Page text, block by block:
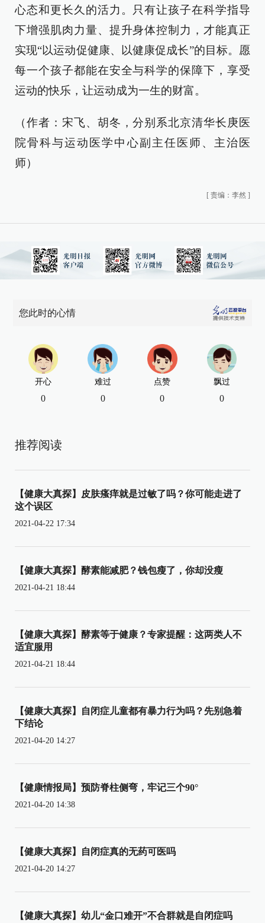
心态和更长久的活力。只有让孩子在科学指导
下增强肌肉力量、提升身体控制力，才能真正
实现“以运动促健康、以健康促成长”的目标。愿
每一个孩子都能在安全与科学的保障下，享受
运动的快乐，让运动成为一生的财富。
（作者：宋飞、胡冬，分别系北京清华长庚医
院骨科与运动医学中心副主任医师、主治医
师）
[ 责编：李然 ]
您此时的心情
开心
0
难过
0
点赞
0
飘过
0
推荐阅读
【健康大真探】皮肤瘙痒就是过敏了吗？你可能走进了
这个误区
2021-04-22 17:34
【健康大真探】酵素能减肥？钱包瘦了，你却没瘦
2021-04-21 18:44
【健康大真探】酵素等于健康？专家提醒：这两类人不
适宜服用
2021-04-21 18:44
【健康大真探】自闭症儿童都有暴力行为吗？先别急着
下结论
2021-04-20 14:27
【健康情报局】预防脊柱侧弯，牢记三个90°
2021-04-20 14:38
【健康大真探】自闭症真的无药可医吗
2021-04-20 14:27
【健康大真探】幼儿“金口难开”不合群就是自闭症吗